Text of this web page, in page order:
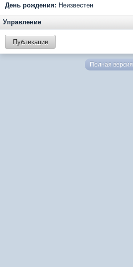
День рождения: Неизвестен
Управление
Публикации
Полная версия